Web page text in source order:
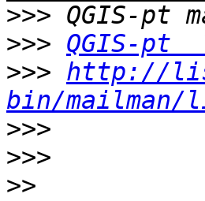
>>>
>>> QGIS-pt
>>> http://
bin/
>>>
>>>
>>